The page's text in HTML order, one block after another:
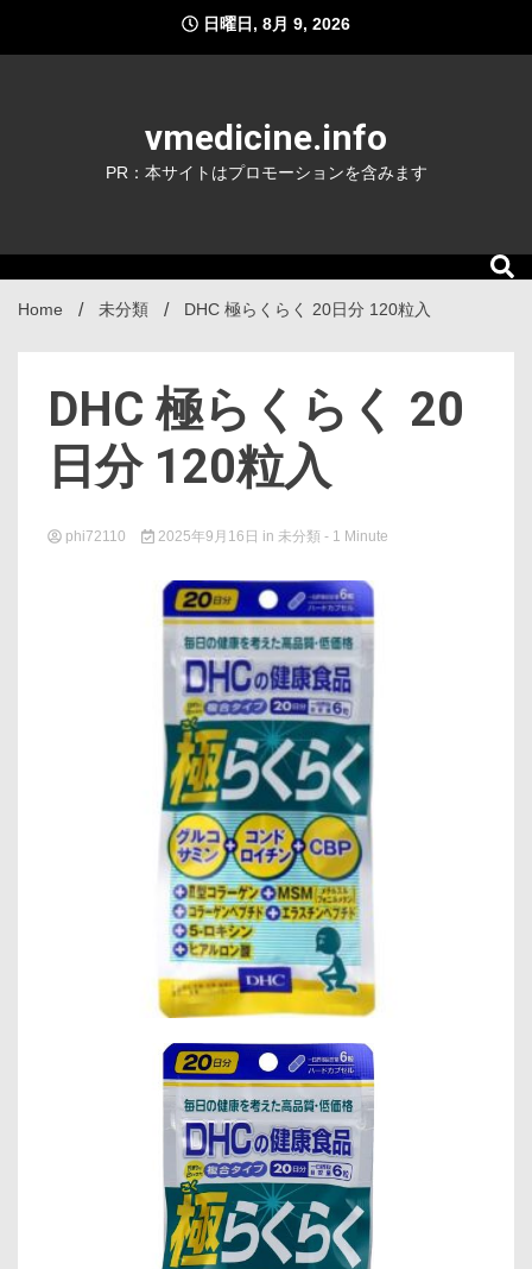
content
日曜日, 8月 9, 2026
vmedicine.info
PR：本サイトはプロモーションを含みます
Home 未分類 DHC 極らくらく 20日分 120粒入
DHC 極らくらく 20
日分 120粒入
phi72110 2025年9月16日 in 未分類 - 1 Minute